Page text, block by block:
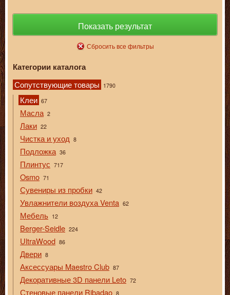
Показать результат
Сбросить все фильтры
Категории каталога
Сопутствующие товары 1790
Клеи 67
Масла 2
Лаки 22
Чистка и уход 8
Подложка 36
Плинтус 717
Osmo 71
Сувениры из пробки 42
Увлажнители воздуха Venta 62
Мебель 12
Berger-Seidle 224
UltraWood 86
Двери 8
Аксессуары Maestro Club 87
Декоративные 3D панели Leto 72
Стеновые панели Ribadao 8